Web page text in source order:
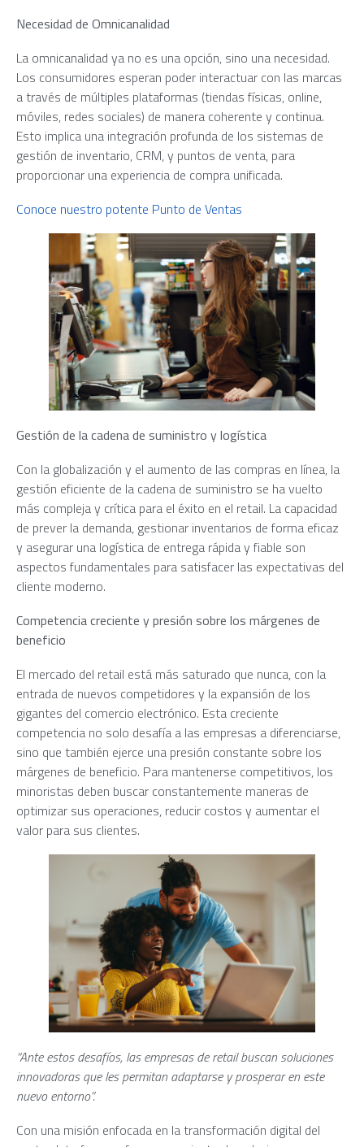
Necesidad de Omnicanalidad
La omnicanalidad ya no es una opción, sino una necesidad.
Los consumidores esperan poder interactuar con las marcas
a través de múltiples plataformas (tiendas físicas, online,
móviles, redes sociales) de manera coherente y continua.
Esto implica una integración profunda de los sistemas de
gestión de inventario, CRM, y puntos de venta, para
proporcionar una experiencia de compra unificada.
Conoce nuestro potente Punto de Ventas
Gestión de la cadena de suministro y logística
Con la globalización y el aumento de las compras en línea, la
gestión eficiente de la cadena de suministro se ha vuelto
más compleja y crítica para el éxito en el retail. La capacidad
de prever la demanda, gestionar inventarios de forma eficaz
y asegurar una logística de entrega rápida y fiable son
aspectos fundamentales para satisfacer las expectativas del
cliente moderno.
Competencia creciente y presión sobre los márgenes de
beneficio
El mercado del retail está más saturado que nunca, con la
entrada de nuevos competidores y la expansión de los
gigantes del comercio electrónico. Esta creciente
competencia no solo desafía a las empresas a diferenciarse,
sino que también ejerce una presión constante sobre los
márgenes de beneficio. Para mantenerse competitivos, los
minoristas deben buscar constantemente maneras de
optimizar sus operaciones, reducir costos y aumentar el
valor para sus clientes.
“Ante estos desafíos, las empresas de retail buscan soluciones
innovadoras que les permitan adaptarse y prosperar en este
nuevo entorno”.
Con una misión enfocada en la transformación digital del